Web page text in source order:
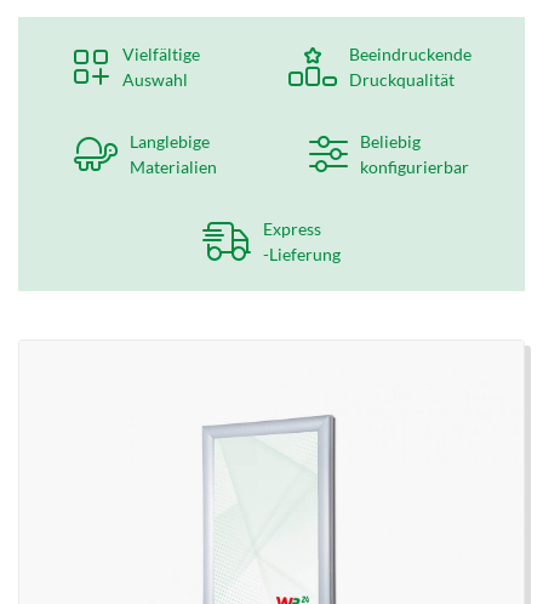
Vielfältige
Auswahl
Beeindruckende
Druckqualität
Langlebige
Materialien
Beliebig
konfigurierbar
Express
-Lieferung